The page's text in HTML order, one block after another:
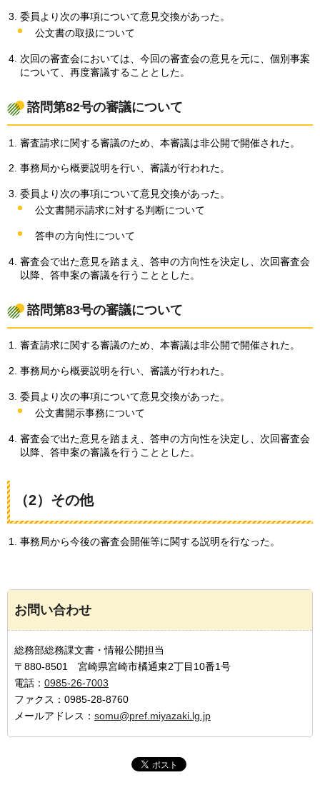
委員より次の事項について意見交換があった。
公文書の取扱について
次回の審査会においては、今回の審査会の意見を元に、個別事案
について、再度審議することとした。
諮問第82号の審議について
審査請求に関する審議のため、本審議は非公開で開催された。
事務局から概要説明を行い、審議が行われた。
委員より次の事項について意見交換があった。
公文書開示請求に対する判断について
答申の方向性について
審査会で出た意見を踏まえ、答申の方向性を決定し、次回審査会
以降、答申案の審議を行うこととした。
諮問第83号の審議について
審査請求に関する審議のため、本審議は非公開で開催された。
事務局から概要説明を行い、審議が行われた。
委員より次の事項について意見交換があった。
公文書開示事務について
審査会で出た意見を踏まえ、答申の方向性を決定し、次回審査会
以降、答申案の審議を行うこととした。
（2）その他
事務局から今後の審査会開催等に関する説明を行なった。
お問い合わせ
総務部総務課文書・情報公開担当
〒880-8501 宮崎県宮崎市橘通東2丁目10番1号
電話： 0985-26-7003
ファクス：0985-28-8760
メールアドレス： somu@pref.miyazaki.lg.jp